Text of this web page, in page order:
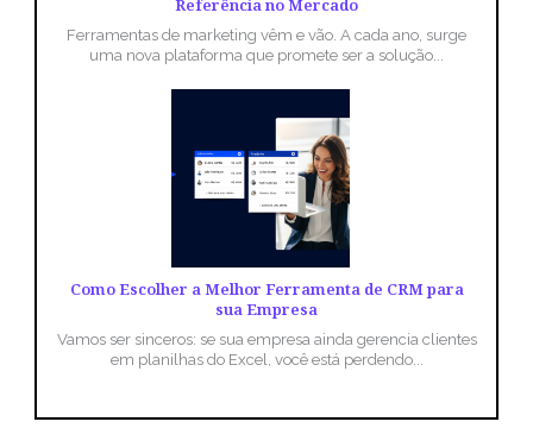
Referência no Mercado
Ferramentas de marketing vêm e vão. A cada ano, surge
uma nova plataforma que promete ser a solução...
Como Escolher a Melhor Ferramenta de CRM para
sua Empresa
Vamos ser sinceros: se sua empresa ainda gerencia clientes
em planilhas do Excel, você está perdendo...